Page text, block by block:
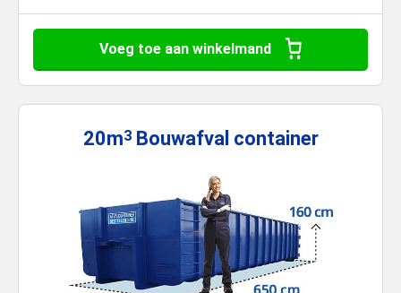
Voeg toe aan winkelmand
20m3 Bouwafval container